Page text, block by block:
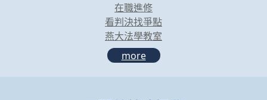
在職進修
看判決找爭點
燕大法學教室
more